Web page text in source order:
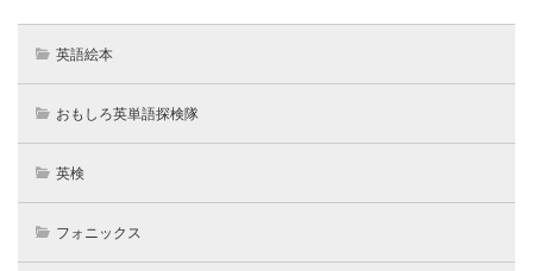
英語絵本
おもしろ英単語探検隊
英検
フォニックス